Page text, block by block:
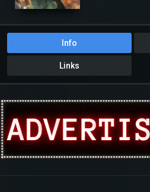
Info
Links